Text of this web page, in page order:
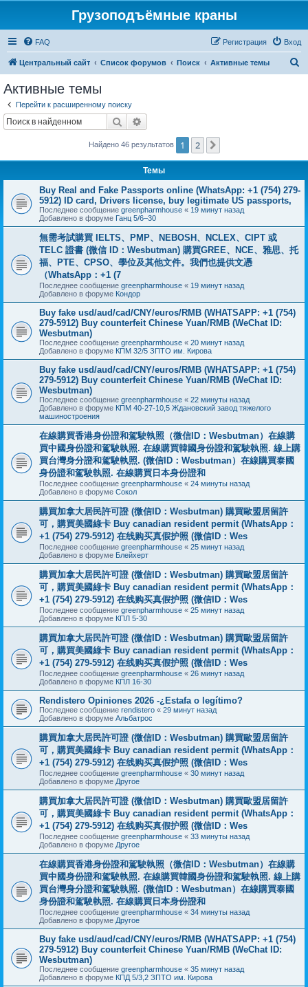
Грузоподъёмные краны
FAQ Вход
Регистрация
Центральный сайт Список форумов Поиск Активные темы
Активные темы
Перейти к расширенному поиску
Поиск
Найдено 46 результатов 1 2
Темы
Buy Real and Fake Passports online (WhatsApp: +1 (754) 279-
5912) ID card, Drivers license, buy legitimate US passports,
Последнее сообщение greenpharmhouse « 19 минут назад
Добавлено в форуме Ганц 5/6–30
無需考試購買 IELTS、PMP、NEBOSH、NCLEX、CIPT 或
TELC 證書 (微信 ID：Wesbutman) 購買GREE、NCE、雅思、托
福、PTE、CPSO、學位及其他文件。我們也提供文憑
（WhatsApp：+1 (7
Последнее сообщение greenpharmhouse « 19 минут назад
Добавлено в форуме Кондор
Buy fake usd/aud/cad/CNY/euros/RMB (WHATSAPP: +1 (754)
279-5912) Buy counterfeit Chinese Yuan/RMB (WeChat ID:
Wesbutman)
Последнее сообщение greenpharmhouse « 20 минут назад
Добавлено в форуме КПМ 32/5 ЗПТО им. Кирова
Buy fake usd/aud/cad/CNY/euros/RMB (WHATSAPP: +1 (754)
279-5912) Buy counterfeit Chinese Yuan/RMB (WeChat ID:
Wesbutman)
Последнее сообщение greenpharmhouse « 22 минуты назад
Добавлено в форуме КПМ 40-27-10,5 Ждановский завод тяжелого
машиностроения
在線購買香港身份證和駕駛執照（微信ID：Wesbutman）在線購
買中國身份證和駕駛執照. 在線購買韓國身份證和駕駛執照. 線上購
買台灣身分證和駕駛執照. (微信ID：Wesbutman）在線購買泰國
身份證和駕駛執照. 在線購買日本身份證和
Последнее сообщение greenpharmhouse « 24 минуты назад
Добавлено в форуме Сокол
購買加拿大居民許可證 (微信ID：Wesbutman) 購買歐盟居留許
可，購買美國綠卡 Buy canadian resident permit (WhatsApp：
+1 (754) 279-5912) 在线购买真假护照 (微信ID：Wes
Последнее сообщение greenpharmhouse « 25 минут назад
Добавлено в форуме Блейхерт
購買加拿大居民許可證 (微信ID：Wesbutman) 購買歐盟居留許
可，購買美國綠卡 Buy canadian resident permit (WhatsApp：
+1 (754) 279-5912) 在线购买真假护照 (微信ID：Wes
Последнее сообщение greenpharmhouse « 25 минут назад
Добавлено в форуме КПЛ 5-30
購買加拿大居民許可證 (微信ID：Wesbutman) 購買歐盟居留許
可，購買美國綠卡 Buy canadian resident permit (WhatsApp：
+1 (754) 279-5912) 在线购买真假护照 (微信ID：Wes
Последнее сообщение greenpharmhouse « 26 минут назад
Добавлено в форуме КПЛ 16-30
Rendistero Opiniones 2026 -¿Estafa o legítimo?
Последнее сообщение rendistero « 29 минут назад
Добавлено в форуме Альбатрос
購買加拿大居民許可證 (微信ID：Wesbutman) 購買歐盟居留許
可，購買美國綠卡 Buy canadian resident permit (WhatsApp：
+1 (754) 279-5912) 在线购买真假护照 (微信ID：Wes
Последнее сообщение greenpharmhouse « 30 минут назад
Добавлено в форуме Другое
購買加拿大居民許可證 (微信ID：Wesbutman) 購買歐盟居留許
可，購買美國綠卡 Buy canadian resident permit (WhatsApp：
+1 (754) 279-5912) 在线购买真假护照 (微信ID：Wes
Последнее сообщение greenpharmhouse « 33 минуты назад
Добавлено в форуме Другое
在線購買香港身份證和駕駛執照（微信ID：Wesbutman）在線購
買中國身份證和駕駛執照. 在線購買韓國身份證和駕駛執照. 線上購
買台灣身分證和駕駛執照. (微信ID：Wesbutman）在線購買泰國
身份證和駕駛執照. 在線購買日本身份證和
Последнее сообщение greenpharmhouse « 34 минуты назад
Добавлено в форуме Другое
Buy fake usd/aud/cad/CNY/euros/RMB (WHATSAPP: +1 (754)
279-5912) Buy counterfeit Chinese Yuan/RMB (WeChat ID:
Wesbutman)
Последнее сообщение greenpharmhouse « 35 минут назад
Добавлено в форуме КПД 5/3,2 ЗПТО им. Кирова